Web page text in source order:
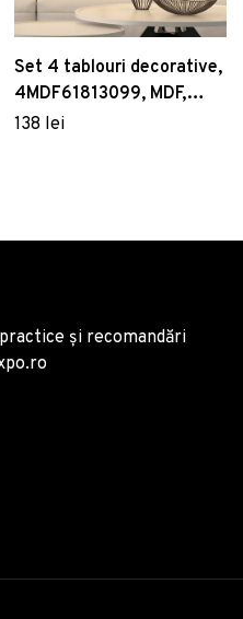
Set 4 tablouri decorative,
4MDF61813099, MDF,
Imprimat UV, Multicolor
138 lei
și recomandări